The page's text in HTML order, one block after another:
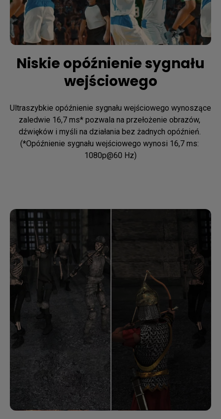
Niskie opóźnienie sygnału
wejściowego
Ultraszybkie opóźnienie sygnału wejściowego wynoszące
zaledwie 16,7 ms* pozwala na przełożenie obrazów,
dźwięków i myśli na działania bez żadnych opóźnień.
(*Opóźnienie sygnału wejściowego wynosi 16,7 ms:
1080p@60 Hz)